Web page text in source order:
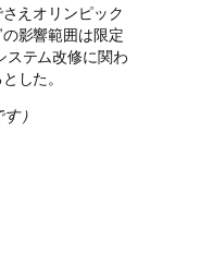
えオリンピック
の影響範囲は限定
ステム改修に関わ
した。
）